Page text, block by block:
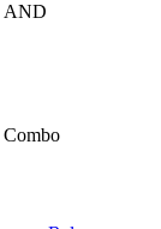
AND
Combo